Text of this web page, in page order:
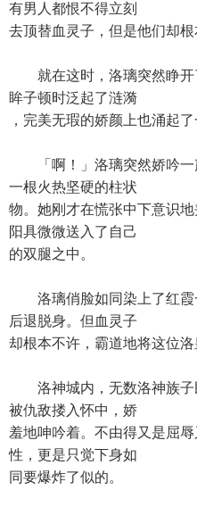
有男人都恨不得立刻
去顶替血灵子，但是他们却根
就在这时，洛璃突然睁开
眸子顿时泛起了涟漪
，完美无瑕的娇颜上也涌起了
「啊！」洛璃突然娇吟一
一根火热坚硬的柱状
物。她刚才在慌张中下意识
阳具微微送入了自己
的双腿之中。
洛璃俏脸如同染上了红霞
后退脱身。但血灵子
却根本不许，霸道地将这位洛
洛神城内，无数洛神族子
被仇敌搂入怀中，娇
羞地呻吟着。不由得又是屈
性，更是只觉下身如
同要爆炸了似的。